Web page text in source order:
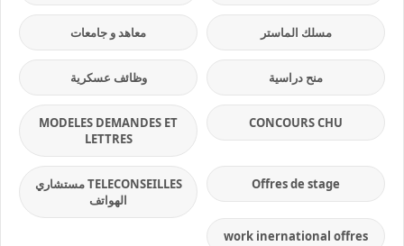
مسلك الماستر معاهد و جامعات
منح دراسية وظائف عسكرية
CONCOURS CHU
MODELES DEMANDES ET
LETTRES
Offres de stage
TELECONSEILLES مستشاري
الهواتف
work inernational offres